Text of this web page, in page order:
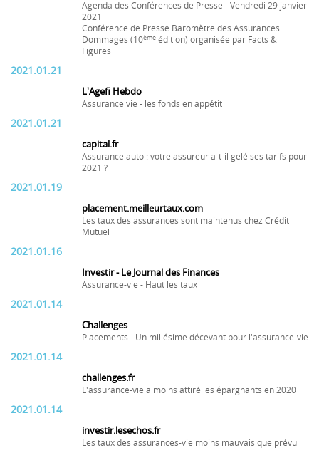
Agenda des Conférences de Presse - Vendredi 29 janvier
2021
Conférence de Presse Baromètre des Assurances
Dommages (10ème édition) organisée par Facts &
Figures
2021.01.21
L'Agefi Hebdo
Assurance vie - les fonds en appétit
2021.01.21
capital.fr
Assurance auto : votre assureur a-t-il gelé ses tarifs pour
2021 ?
2021.01.19
placement.meilleurtaux.com
Les taux des assurances sont maintenus chez Crédit
Mutuel
2021.01.16
Investir - Le Journal des Finances
Assurance-vie - Haut les taux
2021.01.14
Challenges
Placements - Un millésime décevant pour l'assurance-vie
2021.01.14
challenges.fr
L'assurance-vie a moins attiré les épargnants en 2020
2021.01.14
investir.lesechos.fr
Les taux des assurances-vie moins mauvais que prévu